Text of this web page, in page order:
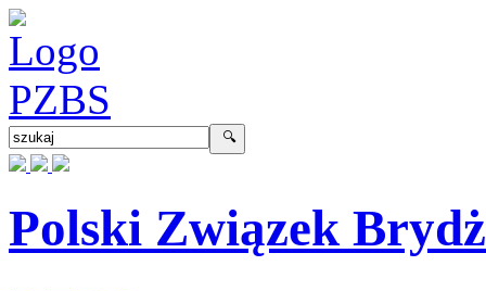
Polski Związek